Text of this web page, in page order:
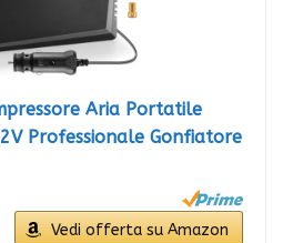
Aria Portatile
Professionale Gonfiatore
Vedi offerta su Amazon